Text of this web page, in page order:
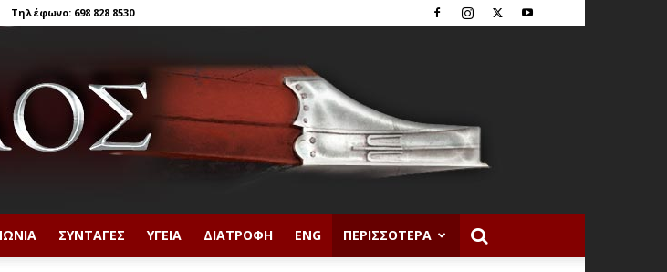
Τηλέφωνο: 698 828 8530
ΣΥΝΤΑΓΈΣ ΥΓΕΊΑ ΔΙΑΤΡΟΦΉ ENG ΠΕΡΙΣΣΌΤΕΡΑ